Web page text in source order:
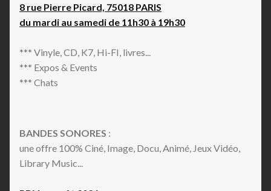
8 rue Pierre Picard, 75018 PARIS
du mardi au samedi de 11h30 à 19h30
*** Vinyle, CD, K7, Hi-FI, livres...
*** Expos & Events
*** Chats
BANDES SONORES :
une offre 100% Ciné, Image, Docu, Animé, Jeux Vidéo,
Library Music...